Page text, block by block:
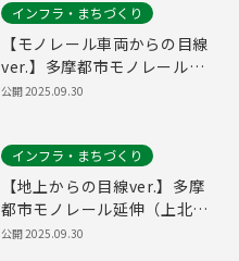
インフラ・まちづくり
【モノレール車両からの目線
ver.】多摩都市モノレール延
伸（上北台～箱根ケ崎）の完
公開2025.09.30
インフラ・まちづくり
【地上からの目線ver.】多摩
都市モノレール延伸（上北台
～箱根ケ崎）の完成イメージ
公開2025.09.30